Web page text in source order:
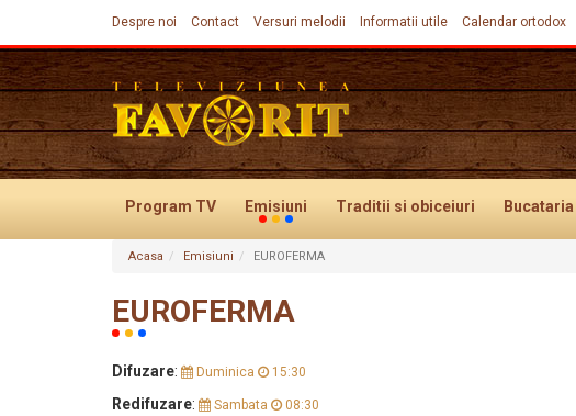
Despre noi Contact Versuri melodii Informatii utile Calendar ortodox
Program TV Emisiuni Traditii si obiceiuri Bucataria
Evenimente
Acasa Emisiuni EUROFERMA
EUROFERMA
Difuzare: Duminica 15:30
Redifuzare: Sambata 08:30